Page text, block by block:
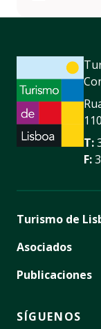
T:
F:
Turismo de
Asociados
Publicaciones
SÍGUENOS